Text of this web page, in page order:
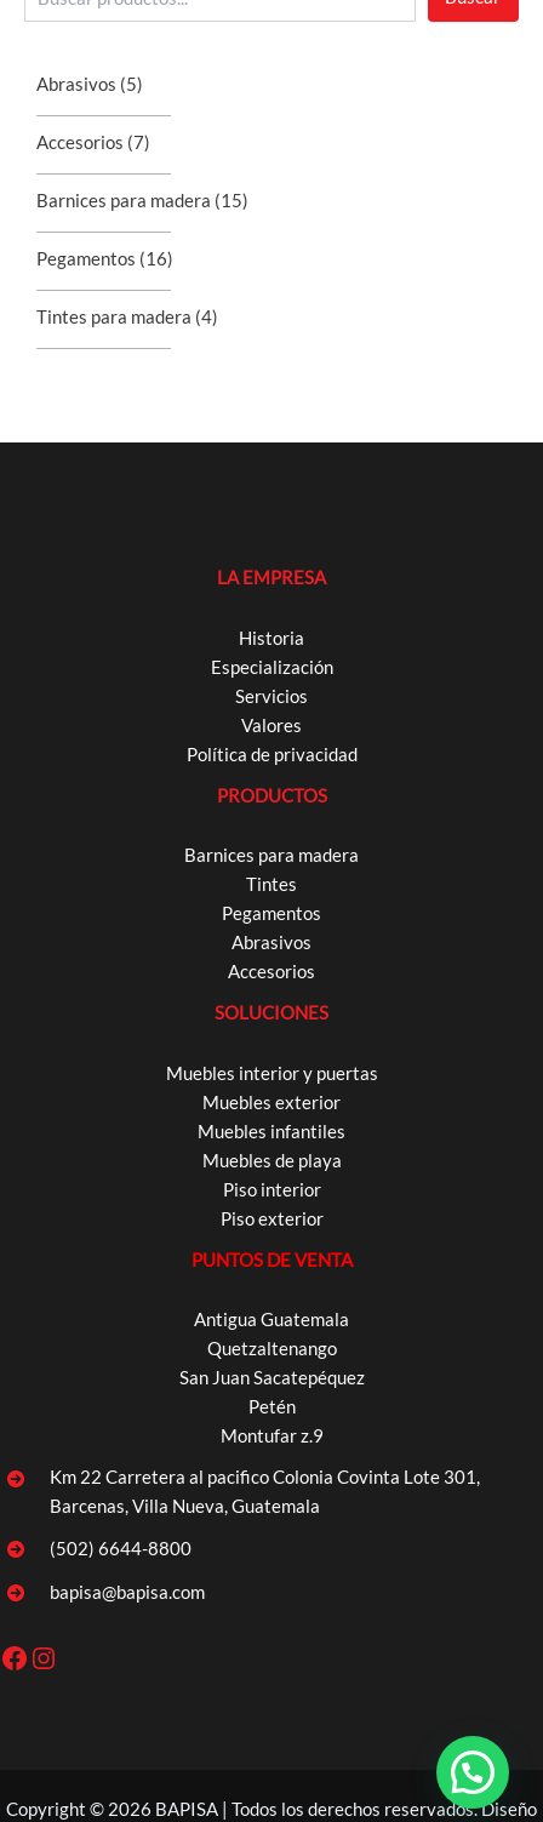
Abrasivos (5)
Accesorios (7)
Barnices para madera (15)
Pegamentos (16)
Tintes para madera (4)
LA EMPRESA
Historia
Especialización
Servicios
Valores
Política de privacidad
PRODUCTOS
Barnices para madera
Tintes
Pegamentos
Abrasivos
Accesorios
SOLUCIONES
Muebles interior y puertas
Muebles exterior
Muebles infantiles
Muebles de playa
Piso interior
Piso exterior
PUNTOS DE VENTA
Antigua Guatemala
Quetzaltenango
San Juan Sacatepéquez
Petén
Montufar z.9
Km 22 Carretera al pacifico Colonia Covinta Lote 301,
Barcenas, Villa Nueva, Guatemala
(502) 6644-8800
bapisa@bapisa.com
Facebook
Instagram
Copyright © 2026 BAPISA | Todos los derechos reservados. Diseño